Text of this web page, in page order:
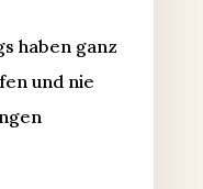
haben ganz
und nie